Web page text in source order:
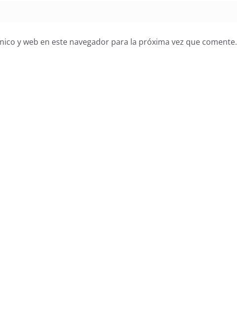
y web en este navegador para la próxima vez que comente.